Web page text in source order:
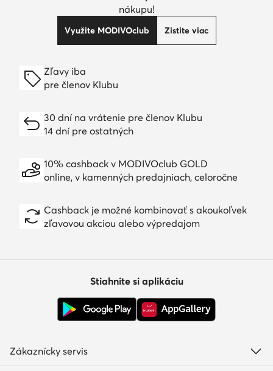
nákupu!
Využite MODIVOclub Zistite viac
Zľavy iba
pre členov Klubu
30 dní na vrátenie pre členov Klubu
14 dní pre ostatných
10% cashback v MODIVOclub GOLD
online, v kamenných predajniach, celoročne
Cashback je možné kombinovať s akoukoľvek
zľavovou akciou alebo výpredajom
Stiahnite si aplikáciu
Zákaznícky servis